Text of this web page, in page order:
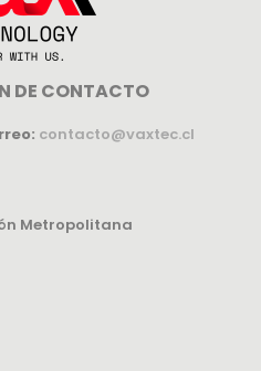
DE CONTACTO
contacto@vaxtec.cl
Metropolitana